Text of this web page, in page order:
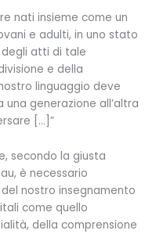
nati insieme come un
e adulti, in uno stato
degli atti di tale
e della
linguaggio deve
generazione all’altra
[…]”
secondo la giusta
è necessario
nostro insegnamento
come quello
della comprensione